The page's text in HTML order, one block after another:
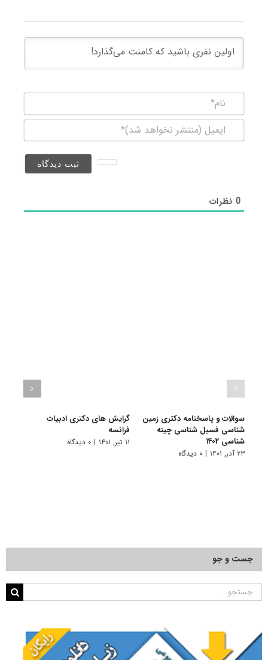
(منتشر
0نظرات
سوالات و پاسخنامه دکتری زمین
شناسی فسیل شناسی چینه
شناسی ۱۴۰۲
۲۳ آذر, ۱۴۰۱ | ۰ دیدگاه
گرایش های دکتری ادبیات
فراﻧﺴﻪ
۱۱ تیر, ۱۴۰۱ | ۰ دیدگاه
جست و جو
جستجو